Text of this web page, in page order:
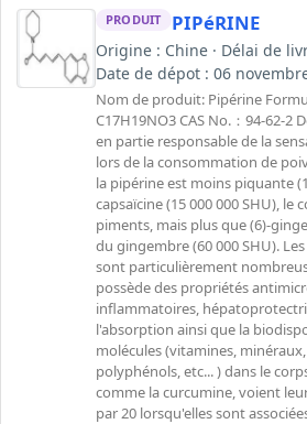
PRODUIT PIPéRINE
Origine : Chine · Délai de
Date de dépot : 06
Nom de produit: Pipérine
C17H19NO3 CAS No.：94-62-2
en partie responsable de la
lors de la consommation de
la pipérine est moins piquante
capsaïcine (15 000 000 SHU),
piments, mais plus que (6)-
du gingembre (60 000 SHU).
sont particulièrement
possède des propriétés
inflammatoires,
l'absorption ainsi que la
molécules (vitamines,
polyphénols, etc... ) dans le
comme la curcumine, voient
par 20 lorsqu'elles sont